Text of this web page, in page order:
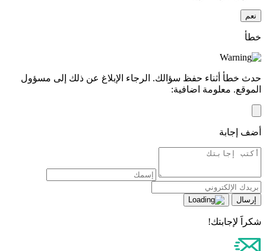
نعم
خطأ
حدث خطأ أثناء حفظ سؤالك. الرجاء الإبلاغ عن ذلك إلى مسؤول
الموقع. معلومة اضافية:
أضف إجابة
إرسال
شكراََ لإجابتك!